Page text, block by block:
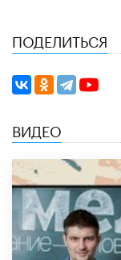
ПОДЕЛИТЬСЯ
ВИДЕО